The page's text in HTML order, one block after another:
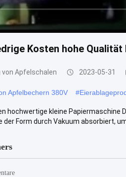
Kosten hohe
Apfelschalen 2023-05-31
Apfelbechern 380V #
hochwertige kleine Papiermaschine
Form durch Vakuum absorbiert, um